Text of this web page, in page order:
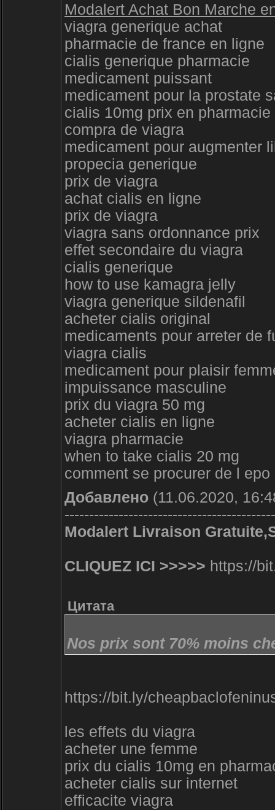
Modalert Achat Bon Marche
viagra generique achat
pharmacie de france en ligne
cialis generique pharmacie
medicament puissant
medicament pour la prostate
cialis 10mg prix en pharmacie
compra de viagra
medicament pour augmenter
propecia generique
prix de viagra
achat cialis en ligne
prix de viagra
viagra sans ordonnance prix
effet secondaire du viagra
cialis generique
how to use kamagra jelly
viagra generique sildenafil
acheter cialis original
medicaments pour arreter de
viagra cialis
medicament pour plaisir
impuissance masculine
prix du viagra 50 mg
acheter cialis en ligne
viagra pharmacie
when to take cialis 20 mg
comment se procurer de l epo
Добавлено (11.06.2020,
Modalert Livraison
CLIQUEZ ICI >>>>> https://
Цитата
Nos prix sont 70% moins
https://bit.ly/
les effets du viagra
acheter une femme
prix du cialis 10mg en
acheter cialis sur internet
efficacite viagra